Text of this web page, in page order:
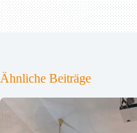
Ähnliche Beiträge